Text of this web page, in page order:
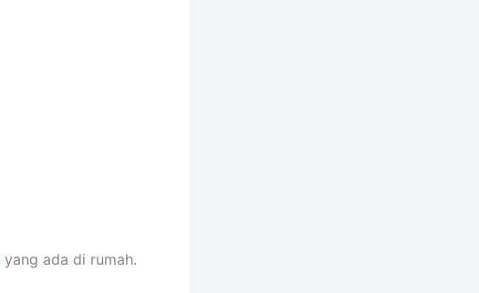
уаng аdа dі rumah.